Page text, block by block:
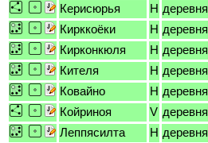
Керисюрья
H деревня
Кирккоёки
H деревня
Кирконкюля
H деревня
Кителя
H деревня
Ковайно
H деревня
Койриноя
V деревня
Леппясилта
H деревня